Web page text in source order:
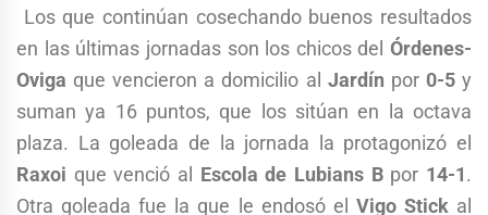
Los que continúan cosechando buenos resultados
en las últimas jornadas son los chicos del Órdenes-
Oviga que vencieron a domicilio al Jardín por 0-5y
suman ya 16 puntos, que los sitúan en la octava
plaza. La goleada de la jornada la protagonizó el
Raxoi que venció al Escola de Lubians Bpor 14-1.
Otra goleada fue la que le endosó el Vigo Stick al